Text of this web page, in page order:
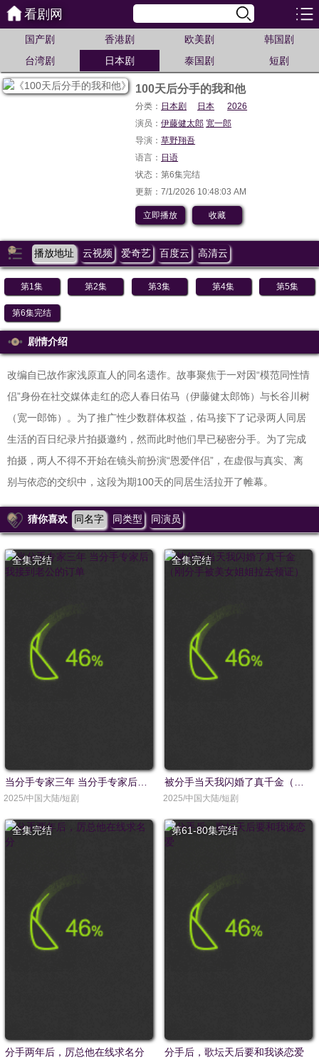
看剧网
国产剧 香港剧 欧美剧
韩国剧
台湾剧
日本剧 泰国剧 短剧
100天后分手的我和他
分类： 日本剧 日本
2026
演员：伊藤健太郎 宽一郎
导演：草野翔吾
语言： 日语
状态：第6集完结
更新：7/1/2026 10:48:03 AM
立即播放 收藏
播放地址 云视频 爱奇艺 百度云 高清云
第1集 第2集 第3集 第4集 第5集
第6集完结
剧情介绍
改编自已故作家浅原直人的同名遗作。故事聚焦于一对因“模范同性情
侣”身份在社交媒体走红的恋人春日佑马（伊藤健太郎饰）与长谷川树
（宽一郎饰）。为了推广性少数群体权益，佑马接下了记录两人同居
生活的百日纪录片拍摄邀约，然而此时他们早已秘密分手。为了完成
拍摄，两人不得不开始在镜头前扮演“恩爱伴侣”，在虚假与真实、离
别与依恋的交织中，这段为期100天的同居生活拉开了帷幕。
猜你喜欢 同名字 同类型 同演员
全集完结
当分手专家三年 当分手专家后我接到老公的订单
2025/中国大陆/短剧
全集完结
2025/中国大陆/短剧
全集完结
分手两年后，厉总他在线求名分
第61-80集完结
分手后，歌坛天后要和我谈恋爱